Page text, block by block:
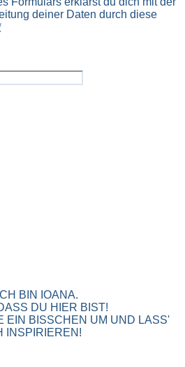
deiner Daten durch diese
BIN IOANA.
DU HIER BIST!
EIN BISSCHEN UM UND LASS'
INSPIRIEREN!